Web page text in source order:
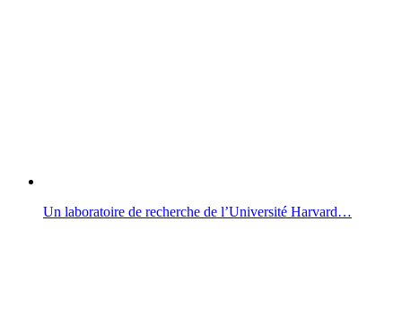
Un laboratoire de recherche de l’Université Harvard…